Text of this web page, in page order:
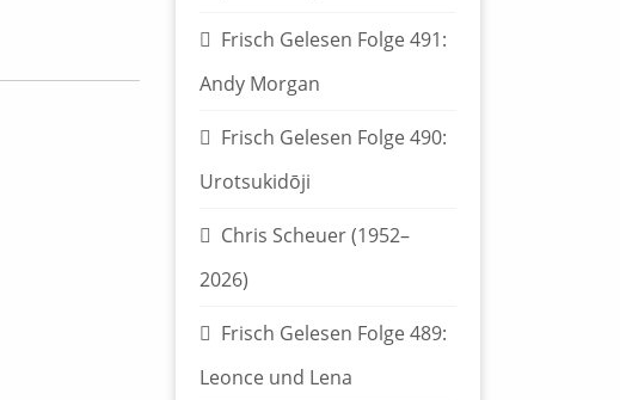
Frisch Gelesen Folge 491:
Andy Morgan
Frisch Gelesen Folge 490:
Urotsukidōji
Chris Scheuer (1952–
2026)
Frisch Gelesen Folge 489:
Leonce und Lena